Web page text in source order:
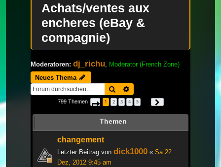
Achats/ventes aux
encheres (eBay &
compagnie)
Moderatoren: dj_richu Moderator (French Zone)
Neues Thema
Suche
799 Themen Seite 1von 27
1 2 3 4 5
Themen
changement
Letzter Beitrag von dick1000 « Sa 22
Dez, 2012 9:45 am